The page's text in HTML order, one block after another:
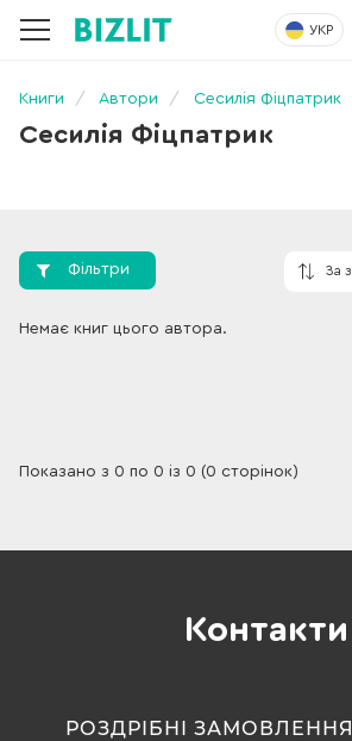
УКР
Книги Автори Сесилія Фіцпатрик
Сесилія Фіцпатрик
Фільтри
Немає книг цього автора.
Показано з 0 по 0 із 0 (0 сторінок)
Контакти
РОЗДРІБНІ ЗАМОВЛЕННЯ